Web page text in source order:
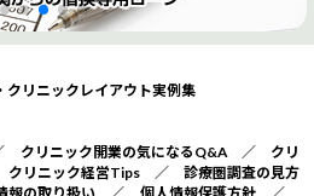
クリニックレイアウト実例集
クリニック開業の気になるQ&A／ クリ
クリニック経営Tips／ 診療圏調査の見方